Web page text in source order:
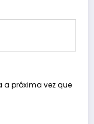
próxima vez que